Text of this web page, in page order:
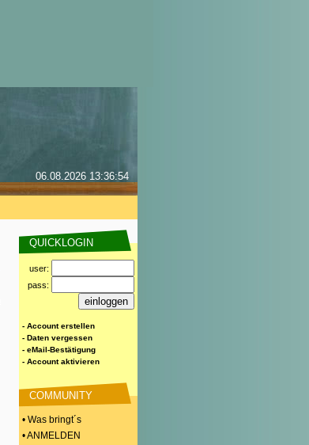
06.08.2026 13:36:54
QUICKLOGIN
user:
pass:
- Account erstellen
- Daten vergessen
- eMail-Bestätigung
- Account aktivieren
COMMUNITY
• Was bringt´s
• ANMELDEN